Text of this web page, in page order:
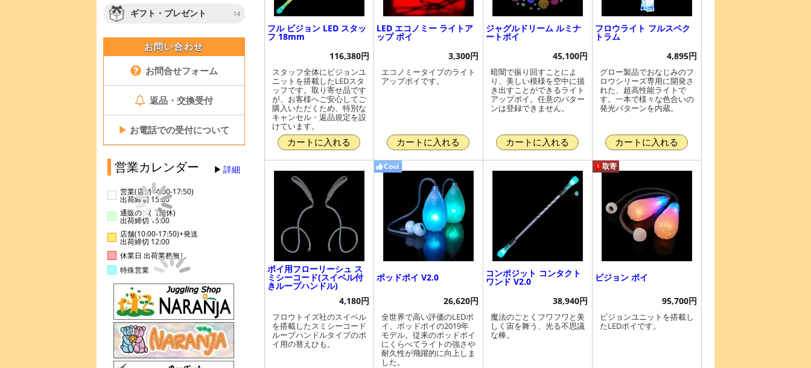
ギフト・プレゼント 14
お問い合わせ
お問合せフォーム
返品・交換受付
▶ お電話での受付について
営業カレンダー 詳細
営業(店舗14:00-17:50)
出荷締切 15:00
通販のみ(店舗休)
出荷締切 15:00
店舗(10:00-17:50)+発送
出荷締切 12:00
休業日 出荷業務無し
特殊営業
フル ビジョン LED スタッ
フ 18mm
116,380円
スタッフ全体にビジョンユ
ニットを搭載したLEDスタ
ッフです。取り寄せ品です
が、お客様へご安心してご
購入いただくため、特別な
キャンセル・返品規定を設
けています。
カートに入れる
LED エコノミー ライトア
ップ ポイ
3,300円
エコノミータイプのライト
アップポイです。
カートに入れる
ジャグルドリーム ルミナ
ートポイ
45,100円
暗闇で振り回すことによ
り、美しい模様を空中に描
き出すことができるライト
アップポイ。任意のパター
ンは登録できません。
カートに入れる
フロウライト フルスペク
トラム
4,895円
グロー製品でおなじみのフ
ロウシリーズ専用に開発さ
れた、超高性能ライトで
す。一本で様々な色合いの
発光パターンを内蔵。
カートに入れる
ポイ用フローリーシュ ス
ミシーコード(スイベル付
きループハンドル)
4,180円
フロウトイズ社のスイベル
を搭載したスミシーコード
ループハンドルタイプのポ
イ用の替えひも。
Cool
ポッドポイ V2.0
26,620円
全世界で高い評価のLEDポ
イ、ポッドポイの2019年
モデル。従来のポッドポイ
にくらべてライトの強さや
耐久性が飛躍的に向上しま
した。
コンポジット コンタクト
ワンド V2.0
38,940円
魔法のごとくフワフワと美
しく宙を舞う、光る不思議
な棒。
取寄
ビジョン ポイ
95,700円
ビジョンユニットを搭載し
たLEDポイです。